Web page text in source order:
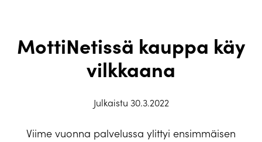
MottiNetissä kauppa käy
vilkkaana
Julkaistu 30.3.2022
Viime vuonna palvelussa ylittyi ensimmäisen